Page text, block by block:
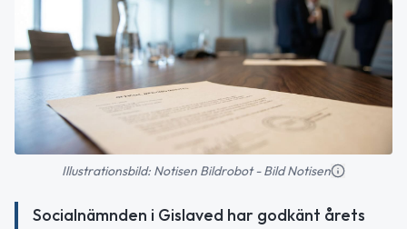
Illustrationsbild: Notisen Bildrobot - Bild Notisen
Socialnämnden i Gislaved har godkänt årets